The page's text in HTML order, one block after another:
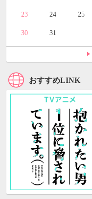
23 24 25
30 31
おすすめLINK